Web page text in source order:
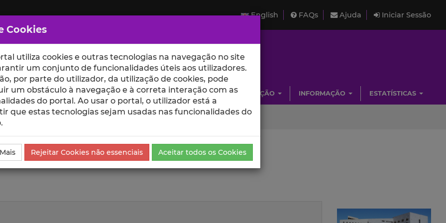
English FAQs Ajuda Iniciar Sessão
ESCOLAS UNIDADES INVESTIGAÇÃO INFORMAÇÃO ESTATÍSTICAS
Cookies
utiliza cookies e outras tecnologias na navegação no site
um conjunto de funcionalidades úteis aos utilizadores.
por parte do utilizador, da utilização de cookies, pode
um obstáculo à navegação e à correta interação com as
do portal. Ao usar o portal, o utilizador está a
que estas tecnologias sejam usadas nas funcionalidades do
Rejeitar Cookies não essenciais Aceitar todos os Cookies